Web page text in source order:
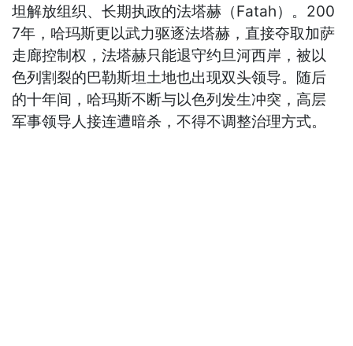
坦解放组织、长期执政的法塔赫（Fatah）。200
7年，哈玛斯更以武力驱逐法塔赫，直接夺取加萨
走廊控制权，法塔赫只能退守约旦河西岸，被以
色列割裂的巴勒斯坦土地也出现双头领导。随后
的十年间，哈玛斯不断与以色列发生冲突，高层
军事领导人接连遭暗杀，不得不调整治理方式。